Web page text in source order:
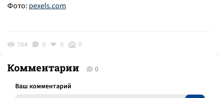
Фото: pexels.com
784 0 0 0
Комментарии 0